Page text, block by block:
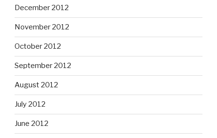
December 2012
November 2012
October 2012
September 2012
August 2012
July 2012
June 2012